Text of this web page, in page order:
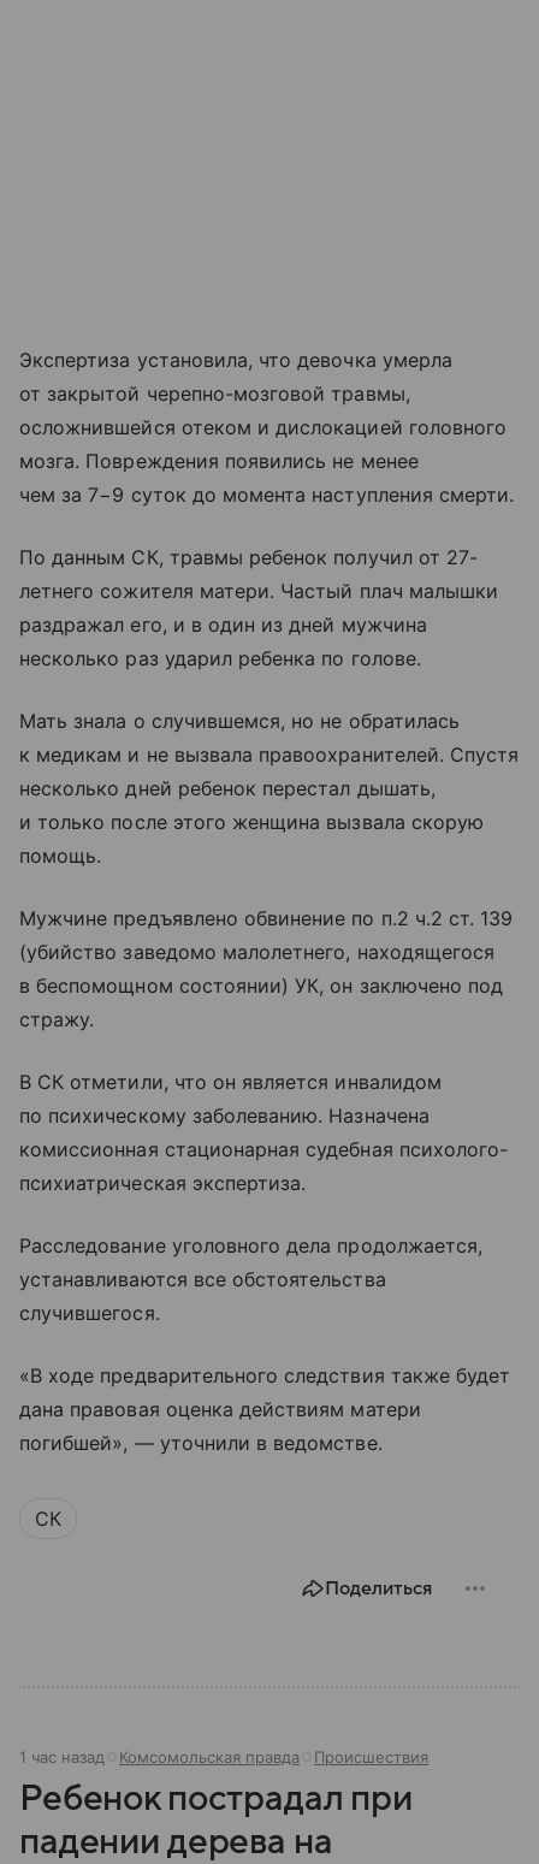
Экспертиза установила, что девочка умерла
от закрытой черепно-мозговой травмы,
осложнившейся отеком и дислокацией головного
мозга. Повреждения появились не менее
чем за 7−9 суток до момента наступления смерти.
По данным СК, травмы ребенок получил от 27-
летнего сожителя матери. Частый плач малышки
раздражал его, и в один из дней мужчина
несколько раз ударил ребенка по голове.
Мать знала о случившемся, но не обратилась
к медикам и не вызвала правоохранителей. Спустя
несколько дней ребенок перестал дышать,
и только после этого женщина вызвала скорую
помощь.
Мужчине предъявлено обвинение по п.2 ч.2 ст. 139
(убийство заведомо малолетнего, находящегося
в беспомощном состоянии) УК, он заключено под
стражу.
В СК отметили, что он является инвалидом
по психическому заболеванию. Назначена
комиссионная стационарная судебная психолого-
психиатрическая экспертиза.
Расследование уголовного дела продолжается,
устанавливаются все обстоятельства
случившегося.
«В ходе предварительного следствия также будет
дана правовая оценка действиям матери
погибшей», — уточнили в ведомстве.
СК
Поделиться
1 час назад Комсомольская правда Происшествия
Ребенок пострадал при
падении дерева на